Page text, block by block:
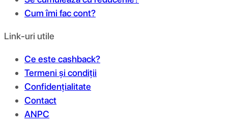
Cum îmi fac cont?
Link-uri utile
Ce este cashback?
Termeni și condiții
Confidențialitate
Contact
ANPC